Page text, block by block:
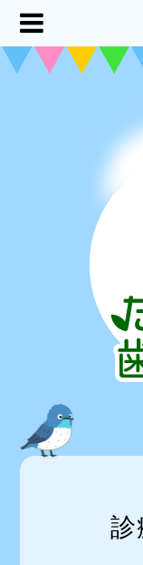
診